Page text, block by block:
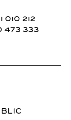
010 212
473 333